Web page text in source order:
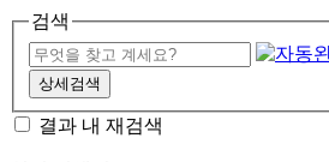
검색
상세검색
결과 내 재검색